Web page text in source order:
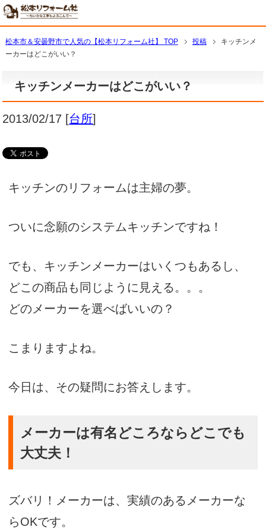
松本市＆安曇野市で人気の【松本リフォーム社】 TOP 投稿
キッチンメ
ーカーはどこがいい？
キッチンメーカーはどこがいい？
2013/02/17 [台所]
キッチンのリフォームは主婦の夢。
ついに念願のシステムキッチンですね！
でも、キッチンメーカーはいくつもあるし、
どこの商品も同じように見える。。。
どのメーカーを選べばいいの？
こまりますよね。
今日は、その疑問にお答えします。
メーカーは有名どころならどこでも
大丈夫！
ズバリ！メーカーは、実績のあるメーカーな
らOKです。